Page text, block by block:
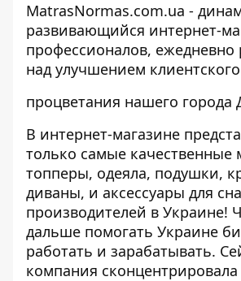
MatrasNormas.com.ua -
развивающийся интернет-
профессионалов,
над улучшением
процветания нашего города
В интернет-магазине
только самые качественные
топперы, одеяла, подушки,
диваны, и аксессуары для
производителей в Украине!
дальше помогать Украине
работать и зарабатывать.
компания сконцентрировала